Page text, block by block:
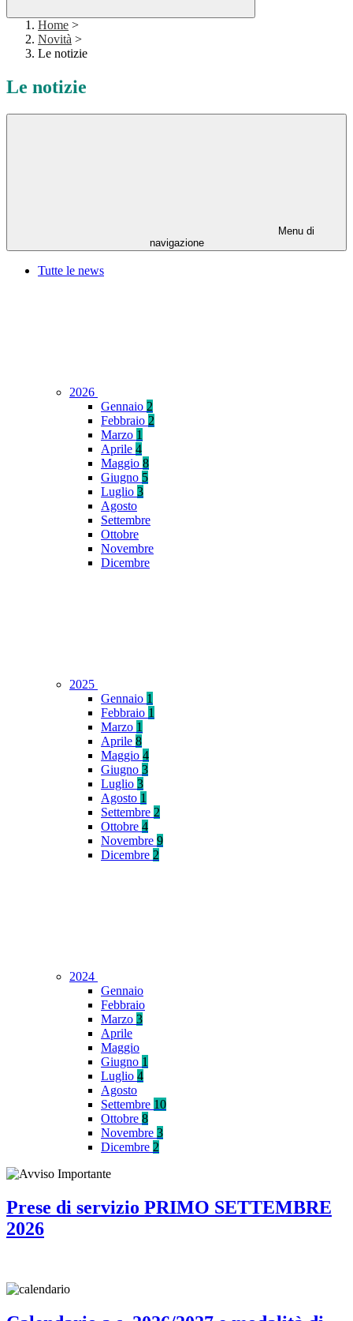
Home >
Novità >
Le notizie
Le notizie
Menu di
navigazione
Tutte le news
2026
Gennaio 2
Febbraio 2
Marzo 1
Aprile 4
Maggio 8
Giugno 5
Luglio 3
Agosto
Settembre
Ottobre
Novembre
Dicembre
2025
Gennaio 1
Febbraio 1
Marzo 1
Aprile 8
Maggio 4
Giugno 3
Luglio 3
Agosto 1
Settembre 2
Ottobre 4
Novembre 9
Dicembre 2
2024
Gennaio
Febbraio
Marzo 3
Aprile
Maggio
Giugno 1
Luglio 4
Agosto
Settembre 10
Ottobre 8
Novembre 3
Dicembre 2
Prese di servizio PRIMO SETTEMBRE
2026